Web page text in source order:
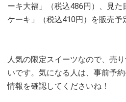
ーキ大福」（税込486円）、見
ケーキ」（税込410円）を販売予
人気の限定スイーツなので、売
いです。気になる人は、事前予
情報を確認してくださいね！